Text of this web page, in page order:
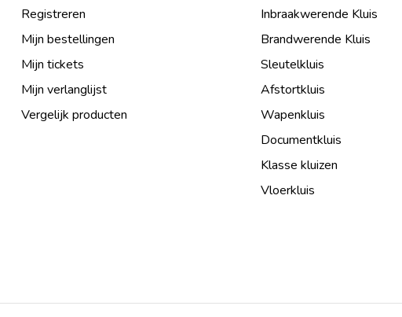
Registreren
Mijn bestellingen
Mijn tickets
Mijn verlanglijst
Vergelijk producten
Inbraakwerende Kluis
Brandwerende Kluis
Sleutelkluis
Afstortkluis
Wapenkluis
Documentkluis
Klasse kluizen
Vloerkluis